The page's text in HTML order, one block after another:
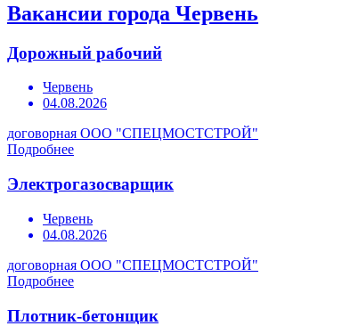
Вакансии города Червень
Дорожный рабочий
Червень
04.08.2026
договорная ООО "СПЕЦМОСТСТРОЙ"
Подробнее
Электрогазосварщик
Червень
04.08.2026
договорная ООО "СПЕЦМОСТСТРОЙ"
Подробнее
Плотник-бетонщик